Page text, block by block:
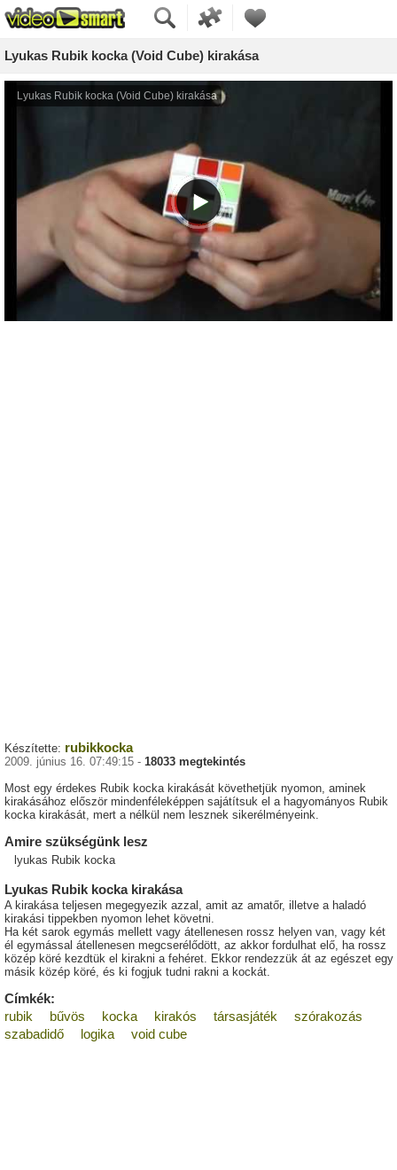
Lyukas Rubik kocka (Void Cube) kirakása
Készítette: rubikkocka
2009. június 16. 07:49:15 - 18033 megtekintés
Most egy érdekes Rubik kocka kirakását követhetjük nyomon, aminek
kirakásához először mindenféleképpen sajátítsuk el a hagyományos Rubik
kocka kirakását, mert a nélkül nem lesznek sikerélményeink.
Amire szükségünk lesz
lyukas Rubik kocka
Lyukas Rubik kocka kirakása
A kirakása teljesen megegyezik azzal, amit az amatőr, illetve a haladó
kirakási tippekben nyomon lehet követni.
Ha két sarok egymás mellett vagy átellenesen rossz helyen van, vagy két
él egymással átellenesen megcserélődött, az akkor fordulhat elő, ha rossz
közép köré kezdtük el kirakni a fehéret. Ekkor rendezzük át az egészet egy
másik közép köré, és ki fogjuk tudni rakni a kockát.
Címkék:
rubik
bűvös kocka kirakós társasjáték
szórakozás
szabadidő
logika void cube